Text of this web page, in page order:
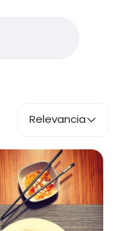
Relevancia